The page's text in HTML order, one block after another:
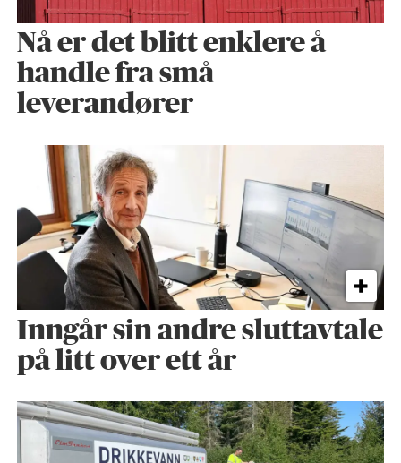
Nå er det blitt enklere å
handle fra små
leverandører
Inngår sin andre sluttavtale
på litt over ett år